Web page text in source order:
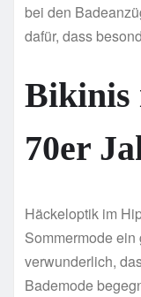
bei den
dafür, dass
Bikinis
70er
Häckeloptik im
Sommermode
verwunderlich,
Bademode